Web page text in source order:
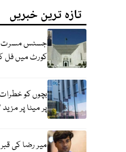
تازہ ترین خبریں
جسٹس مسرت
کورٹ میں فل
بچوں کو
پر میٹا پر مزید 567 ملین ڈالر جرمانہ
میر رضا کی قبر